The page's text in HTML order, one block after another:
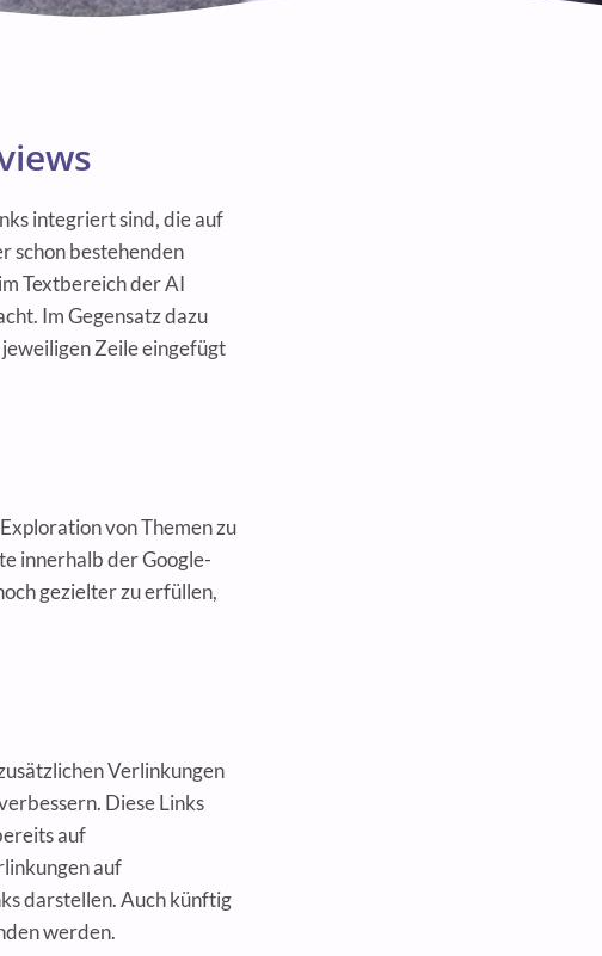
integriert sind, die auf
schon bestehenden
Textbereich der AI
Im Gegensatz dazu
Zeile eingefügt
von Themen zu
innerhalb der Google-
gezielter zu erfüllen,
Verlinkungen
Diese Links
auf
auf
darstellen. Auch künftig
werden.